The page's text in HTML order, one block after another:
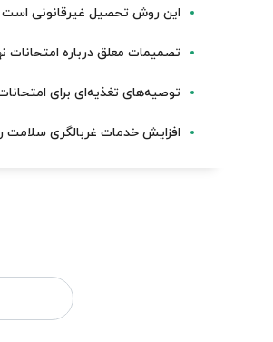
این روش تحصیل غیرقانونی است
تصمیمات معلق درباره امتحانات
توصیه‌های تغذیه‌ای برای
افزایش خدمات غربالگری سلامت